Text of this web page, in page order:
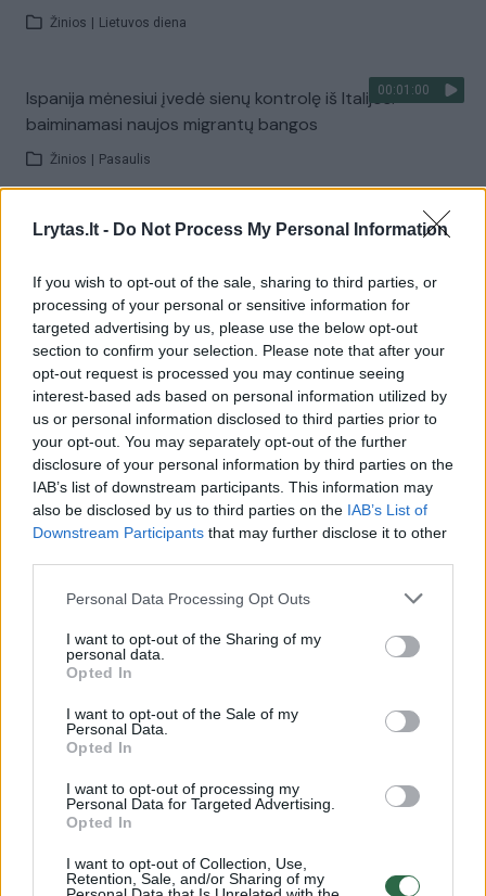
Lrytas.lt - Do Not Process My Personal Information
If you wish to opt-out of the sale, sharing to third parties, or
processing of your personal or sensitive information for
targeted advertising by us, please use the below opt-out
section to confirm your selection. Please note that after your
opt-out request is processed you may continue seeing
interest-based ads based on personal information utilized by
us or personal information disclosed to third parties prior to
your opt-out. You may separately opt-out of the further
disclosure of your personal information by third parties on the
IAB’s list of downstream participants. This information may
also be disclosed by us to third parties on the IAB’s List of
Downstream Participants that may further disclose it to other
Personal Data Processing Opt Outs
I want to opt-out of the Sharing of my
personal data.
Opted In
I want to opt-out of the Sale of my
Personal Data.
Opted In
I want to opt-out of processing my
Personal Data for Targeted Advertising.
Opted In
I want to opt-out of Collection, Use,
Retention, Sale, and/or Sharing of my
Žinios Lietuvos diena
00:01:00
Ispanija mėnesiui įvedė sienų kontrolę iš Italijos:
baiminamasi naujos migrantų bangos
Žinios Pasaulis
00:00:40
Avarijos vaizdai Varėnos rajone: po smūgio automobilis
Lietuvos diena
Visi įrašai
Žiūrimiausi įrašai
00:00:30
Savaitės vidurys nusimato karštas: temperatūra kils iki
32 laipsnių šilumos
Žinios | Orai
V. Zalužno pasisakymą laiko bandymu įsitvirtinti
Laidos | Nauja diena